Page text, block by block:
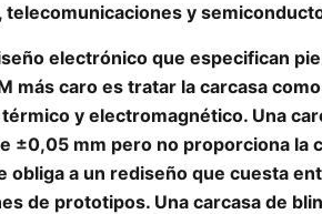
y
electrónico que especifican
más caro es tratar la carcasa
y electromagnético. Una
±0,05 mm pero no proporciona la
obliga a un rediseño que cuesta
de prototipos. Una carcasa de